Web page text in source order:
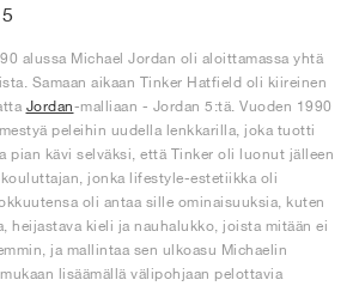
alussa Michael Jordan oli aloittamassa yhtä
Samaan aikaan Tinker Hatfield oli kiireinen
Jordan-malliaan - Jordan 5:tä. Vuoden 1990
peleihin uudella lenkkarilla, joka tuotti
pian kävi selväksi, että Tinker oli luonut jälleen
jonka lifestyle-estetiikka oli
oli antaa sille ominaisuuksia, kuten
heijastava kieli ja nauhalukko, joista mitään ei
ja mallintaa sen ulkoasu Michaelin
lisäämällä välipohjaan pelottavia